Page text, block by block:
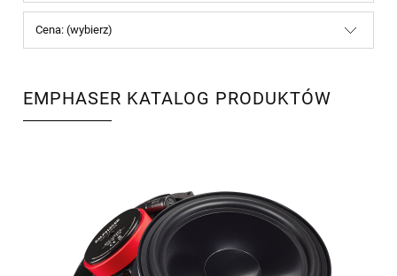
Cena: (wybierz)
EMPHASER KATALOG PRODUKTÓW